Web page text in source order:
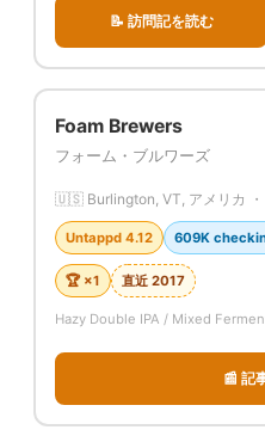
📝 訪問記を読む
Foam Brewers
フォーム・ブルワーズ
🇺🇸 Burlington, VT, アメリカ ・
Untappd 4.12 609K
🏆 ×1 直近 2017
Hazy Double IPA / Mixed
📰 記